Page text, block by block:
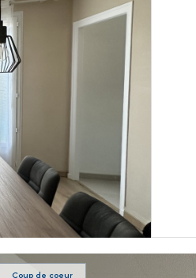
Coup de coeur